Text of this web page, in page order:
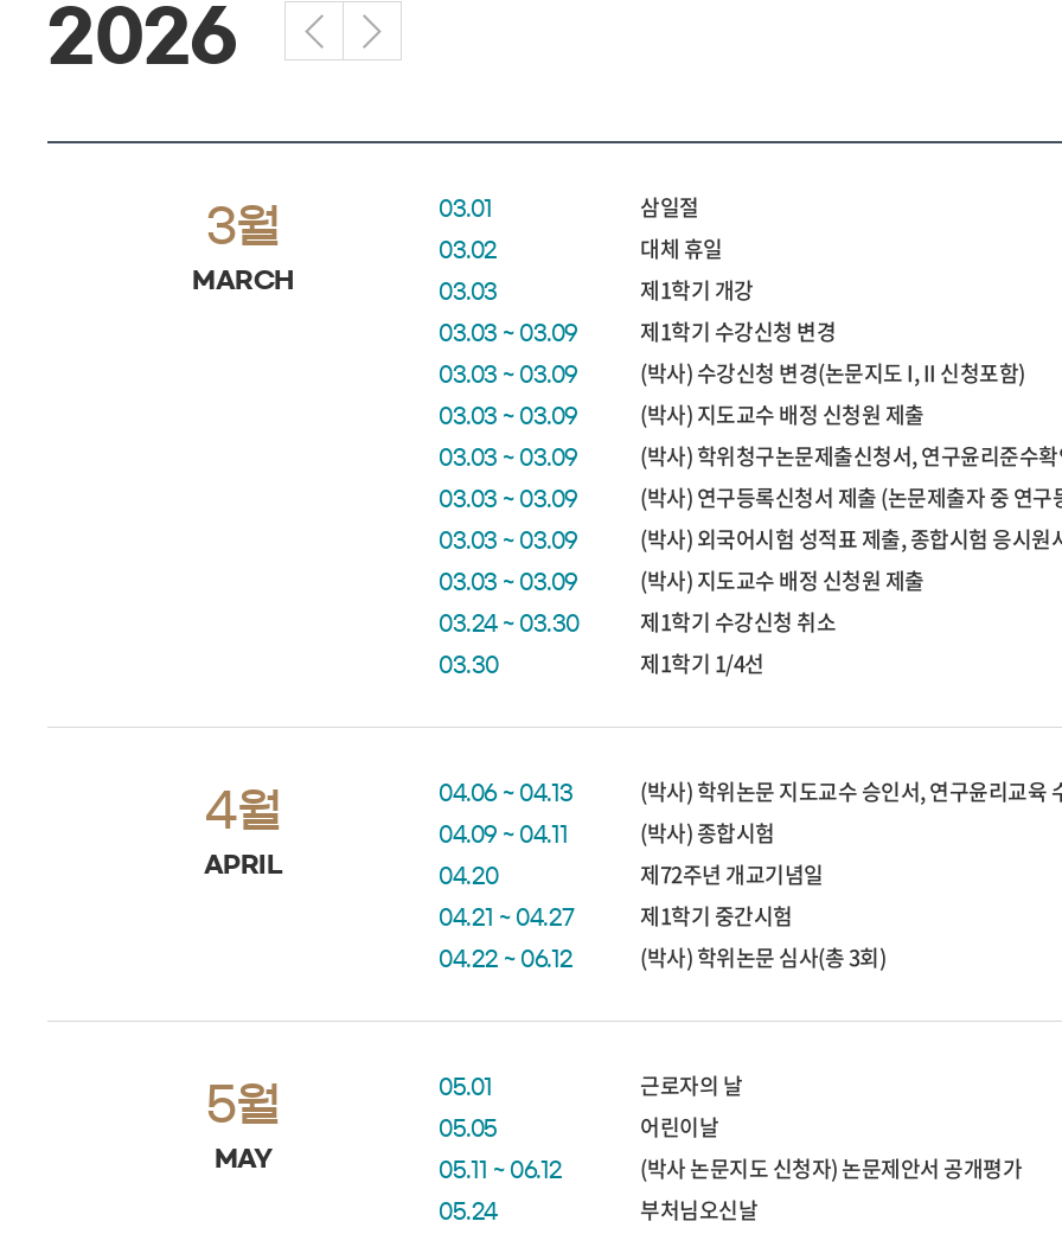
2026
3월
MARCH
03.01 삼일절
03.02 대체 휴일
03.03 제1학기 개강
03.03 ~ 03.09 제1학기 수강신청 변경
03.03 ~ 03.09 (박사) 수강신청 변경(논문지도 I, II 신청포함)
03.03 ~ 03.09 (박사) 지도교수 배정 신청원 제출
03.03 ~ 03.09 (박사) 학위청구논문제출신청서, 연구윤리준수
03.03 ~ 03.09 (박사) 연구등록신청서 제출 (논문제출자 중 연구
03.03 ~ 03.09 (박사) 외국어시험 성적표 제출, 종합시험 응시원
03.03 ~ 03.09 (박사) 지도교수 배정 신청원 제출
03.24 ~ 03.30 제1학기 수강신청 취소
03.30 제1학기 1/4선
4월
APRIL
04.06 ~ 04.13 (박사) 학위논문 지도교수 승인서, 연구윤리교육
04.09 ~ 04.11 (박사) 종합시험
04.20 제72주년 개교기념일
04.21 ~ 04.27 제1학기 중간시험
04.22 ~ 06.12 (박사) 학위논문 심사(총 3회)
5월
MAY
05.01 근로자의 날
05.05 어린이날
05.11 ~ 06.12 (박사 논문지도 신청자) 논문제안서 공개평가
05.24 부처님오신날